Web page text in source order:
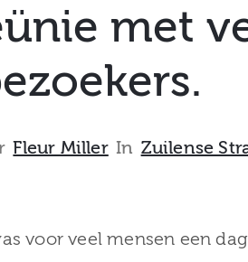
met
Fleur Miller In Zuilense
voor veel mensen een dag